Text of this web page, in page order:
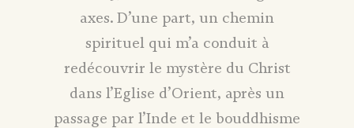
axes. D’une part, un chemin
spirituel qui m’a conduit à
redécouvrir le mystère du Christ
dans l’Eglise d’Orient, après un
passage par l’Inde et le bouddhisme